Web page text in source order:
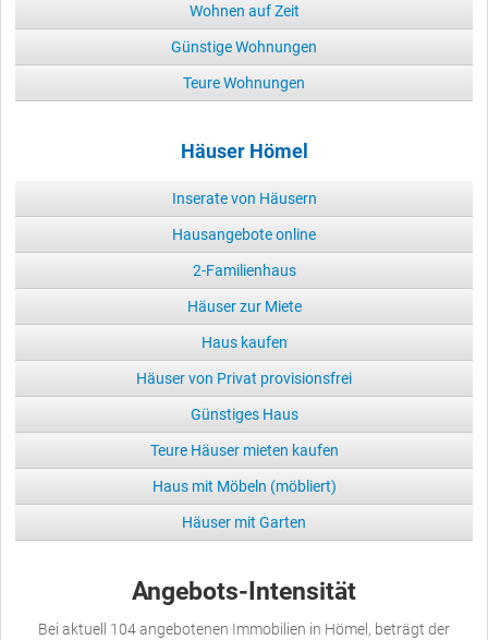
Wohnen auf Zeit
Günstige Wohnungen
Teure Wohnungen
Häuser Hömel
Inserate von Häusern
Hausangebote online
2-Familienhaus
Häuser zur Miete
Haus kaufen
Häuser von Privat provisionsfrei
Günstiges Haus
Teure Häuser mieten kaufen
Haus mit Möbeln (möbliert)
Häuser mit Garten
Angebots-Intensität
Bei aktuell 104 angebotenen Immobilien in Hömel, beträgt der